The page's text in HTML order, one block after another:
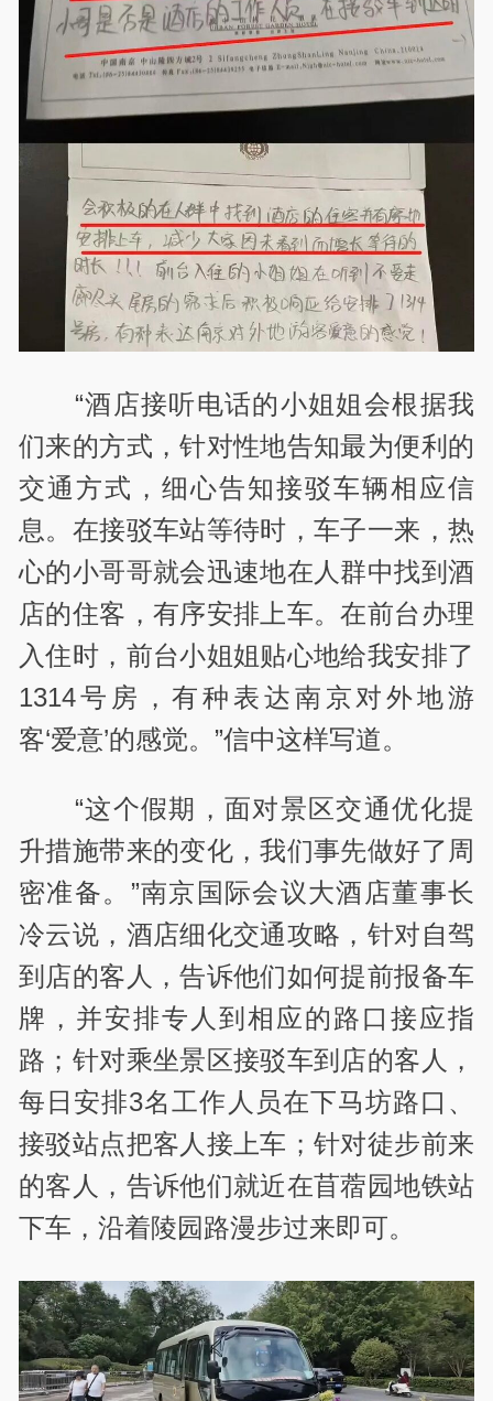
“酒店接听电话的小姐姐会根据我
们来的方式，针对性地告知最为便利的
交通方式，细心告知接驳车辆相应信
息。在接驳车站等待时，车子一来，热
心的小哥哥就会迅速地在人群中找到酒
店的住客，有序安排上车。在前台办理
入住时，前台小姐姐贴心地给我安排了
1314号房，有种表达南京对外地游
客‘爱意’的感觉。”信中这样写道。
“这个假期，面对景区交通优化提
升措施带来的变化，我们事先做好了周
密准备。”南京国际会议大酒店董事长
冷云说，酒店细化交通攻略，针对自驾
到店的客人，告诉他们如何提前报备车
牌，并安排专人到相应的路口接应指
路；针对乘坐景区接驳车到店的客人，
每日安排3名工作人员在下马坊路口、
接驳站点把客人接上车；针对徒步前来
的客人，告诉他们就近在苜蓿园地铁站
下车，沿着陵园路漫步过来即可。